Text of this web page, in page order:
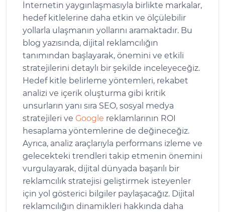
İnternetin yaygınlaşmasıyla birlikte markalar,
hedef kitlelerine daha etkin ve ölçülebilir
yollarla ulaşmanın yollarını aramaktadır. Bu
blog yazısında, dijital reklamcılığın
tanımından başlayarak, önemini ve etkili
stratejilerini detaylı bir şekilde inceleyeceğiz.
Hedef kitle belirleme yöntemleri, rekabet
analizi ve içerik oluşturma gibi kritik
unsurların yanı sıra SEO, sosyal medya
stratejileri ve Google reklamlarının ROI
hesaplama yöntemlerine de değineceğiz.
Ayrıca, analiz araçlarıyla performans izleme ve
gelecekteki trendleri takip etmenin önemini
vurgulayarak, dijital dünyada başarılı bir
reklamcılık stratejisi geliştirmek isteyenler
için yol gösterici bilgiler paylaşacağız. Dijital
reklamcılığın dinamikleri hakkında daha